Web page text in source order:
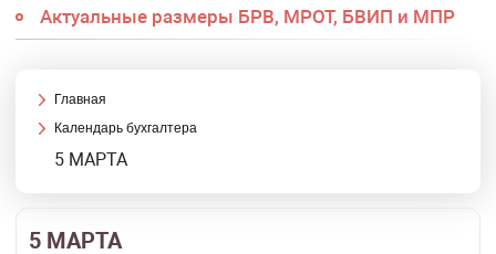
Актуальные размеры БРВ, МРОТ, БВИП и МПР
Главная
Календарь бухгалтера
5 МАРТА
5 МАРТА